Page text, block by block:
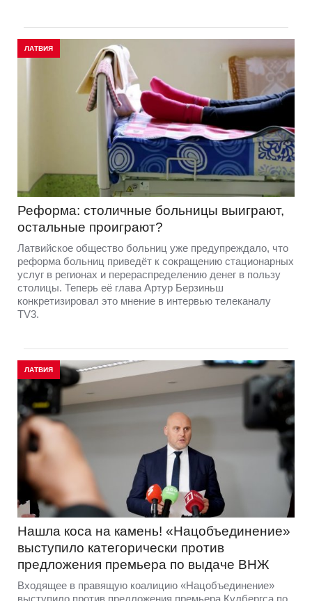
ЛАТВИЯ
Реформа: столичные больницы выиграют,
остальные проиграют?
Латвийское общество больниц уже предупреждало, что
реформа больниц приведёт к сокращению стационарных
услуг в регионах и перераспределению денег в пользу
столицы. Теперь её глава Артур Берзиньш
конкретизировал это мнение в интервью телеканалу
TV3.
ЛАТВИЯ
Нашла коса на камень! «Нацобъединение»
выступило категорически против
предложения премьера по выдаче ВНЖ
Входящее в правящую коалицию «Нацобъединение»
выступило против предложения премьера Кулбергса по